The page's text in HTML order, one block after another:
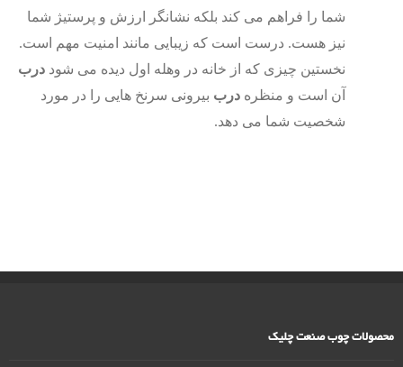
شما را فراهم می­ کند بلکه نشانگر ارزش و پرستیژ شما
نیز هست. درست است که زیبایی مانند امنیت مهم است.
نخستین چیزی که از خانه در وهله اول دیده می ­شود درب
آن است و منظره درب بیرونی سرنخ ­هایی را در مورد
شخصیت شما می دهد.
محصولات چوب صنعت چلیک